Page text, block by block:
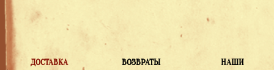
ДОСТАВКА ВОЗВРАТЫ
НАШИ